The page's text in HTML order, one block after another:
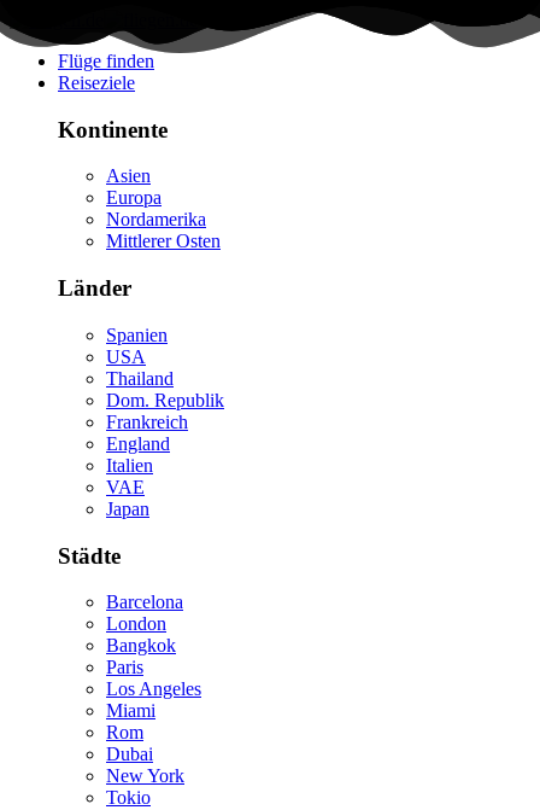
Flüge finden
Reiseziele
Kontinente
Asien
Europa
Nordamerika
Mittlerer Osten
Länder
Spanien
USA
Thailand
Dom. Republik
Frankreich
England
Italien
VAE
Japan
Städte
Barcelona
London
Bangkok
Paris
Los Angeles
Miami
Rom
Dubai
New York
Tokio